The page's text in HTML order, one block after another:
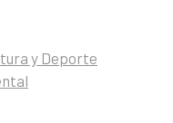
y Deporte